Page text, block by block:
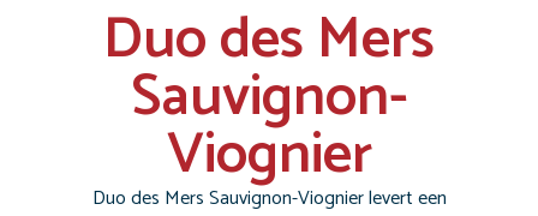
Duo des Mers
Sauvignon-
Viognier
Duo des Mers Sauvignon-Viognier levert een